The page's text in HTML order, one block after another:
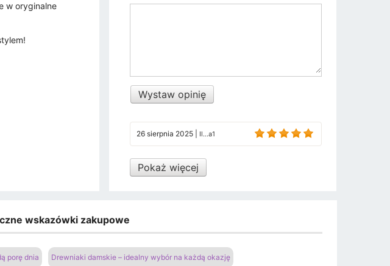
w oryginalne
Wystaw opinię
26 sierpnia 2025 Il...a1
Pokaż więcej
wskazówki zakupowe
porę dnia Drewniaki damskie – idealny wybór na każdą okazję